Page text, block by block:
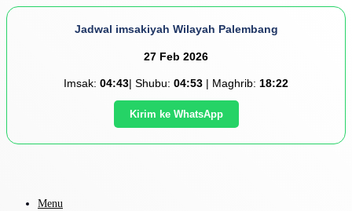
Jadwal imsakiyah Wilayah Palembang
27 Feb 2026
Imsak: 04:43| Shubu: 04:53 | Maghrib: 18:22
Kirim ke WhatsApp
Menu